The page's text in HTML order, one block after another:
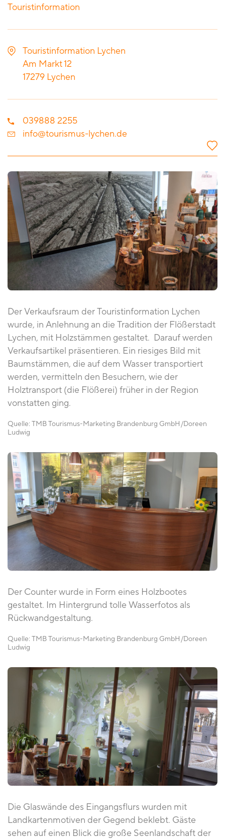
Touristinformation
Touristinformation Lychen
Am Markt 12
17279 Lychen
039888 2255
info@tourismus-lychen.de
Der Verkaufsraum der Touristinformation Lychen
wurde, in Anlehnung an die Tradition der Flößerstadt
Lychen, mit Holzstämmen gestaltet. Darauf werden
Verkaufsartikel präsentieren. Ein riesiges Bild mit
Baumstämmen, die auf dem Wasser transportiert
werden, vermitteln den Besuchern, wie der
Holztransport (die Flößerei) früher in der Region
vonstatten ging.
Quelle: TMB Tourismus-Marketing Brandenburg GmbH Doreen
Ludwig
Der Counter wurde in Form eines Holzbootes
gestaltet. Im Hintergrund tolle Wasserfotos als
Rückwandgestaltung.
Quelle: TMB Tourismus-Marketing Brandenburg GmbH Doreen
Ludwig
Die Glaswände des Eingangsflurs wurden mit
Landkartenmotiven der Gegend beklebt. Gäste
sehen auf einen Blick die große Seenlandschaft der